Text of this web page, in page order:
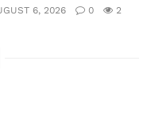
6, 2026 0 2